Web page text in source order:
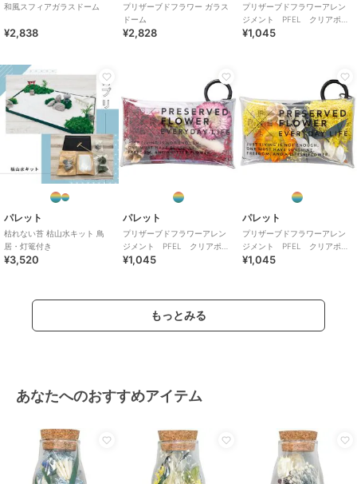
和風スフィアガラスドーム
¥2,838
プリザーブドフラワー ガラス
ドーム
¥2,828
プリザーブドフラワーアレン
ジメント PFEL クリアポー
チ アイスランドモスオレン
¥1,045
パレット
枯れない苔 枯山水キット 鳥
居・灯篭付き
¥3,520
パレット
プリザーブドフラワーアレン
ジメント PFEL クリアポー
チ アイスランドモスワイン
¥1,045
パレット
プリザーブドフラワーアレン
ジメント PFEL クリアポー
チ アイスランドモスマスタ
¥1,045
もっとみる
あなたへのおすすめアイテム